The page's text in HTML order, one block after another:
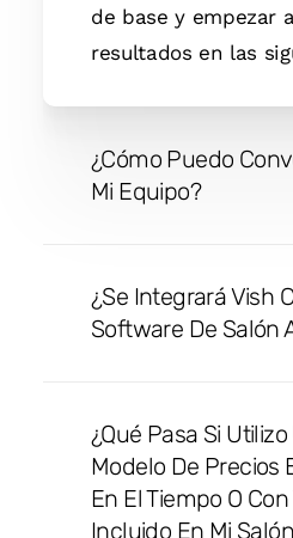
de base y empezar
resultados en las
¿Cómo Puedo
Mi Equipo?
cambio. Se trata de
a cinco estilistas a
implantación de
sistemas en el
¿Se Integrará Vish
Software De Salón
fácil. Simplemente
clientes existentes
e impórtelos con un
¿Qué Pasa Si
Modelo De Precios
En El Tiempo O Con
Incluido En Mi